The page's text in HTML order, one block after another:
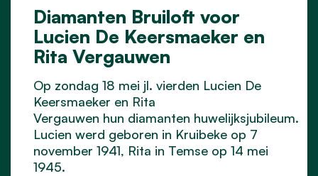
Diamanten Bruiloft voor
Lucien De Keersmaeker en
Rita Vergauwen
Op zondag 18 mei jl. vierden Lucien De
Keersmaeker en Rita
Vergauwen hun diamanten huwelijksjubileum.
Lucien werd geboren in Kruibeke op 7
november 1941, Rita in Temse op 14 mei
1945.